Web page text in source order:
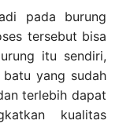
pada burung
tersebut bisa
itu sendiri,
yang sudah
terlebih dapat
kualitas